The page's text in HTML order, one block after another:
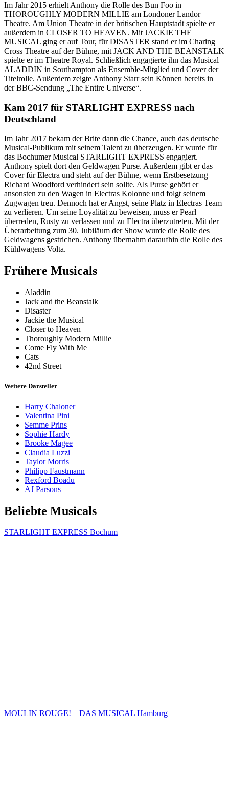
Im Jahr 2015 erhielt Anthony die Rolle des Bun Foo in
THOROUGHLY MODERN MILLIE am Londoner Landor
Theatre. Am Union Theatre in der britischen Hauptstadt spielte er
außerdem in CLOSER TO HEAVEN. Mit JACKIE THE
MUSICAL ging er auf Tour, für DISASTER stand er im Charing
Cross Theatre auf der Bühne, mit JACK AND THE BEANSTALK
spielte er im Theatre Royal. Schließlich engagierte ihn das Musical
ALADDIN in Southampton als Ensemble-Mitglied und Cover der
Titelrolle. Außerdem zeigte Anthony Starr sein Können bereits in
der BBC-Sendung „The Entire Universe“.
Kam 2017 für STARLIGHT EXPRESS nach
Deutschland
Im Jahr 2017 bekam der Brite dann die Chance, auch das deutsche
Musical-Publikum mit seinem Talent zu überzeugen. Er wurde für
das Bochumer Musical STARLIGHT EXPRESS engagiert.
Anthony spielt dort den Geldwagen Purse. Außerdem gibt er das
Cover für Electra und steht auf der Bühne, wenn Erstbesetzung
Richard Woodford verhindert sein sollte. Als Purse gehört er
ansonsten zu den Wagen in Electras Kolonne und folgt seinem
Zugwagen treu. Dennoch hat er Angst, seine Platz in Electras Team
zu verlieren. Um seine Loyalität zu beweisen, muss er Pearl
überreden, Rusty zu verlassen und zu Electra überzutreten. Mit der
Überarbeitung zum 30. Jubiläum der Show wurde die Rolle des
Geldwagens gestrichen. Anthony übernahm daraufhin die Rolle des
Kühlwagens Volta.
Frühere Musicals
Aladdin
Jack and the Beanstalk
Disaster
Jackie the Musical
Closer to Heaven
Thoroughly Modern Millie
Come Fly With Me
Cats
42nd Street
Weitere Darsteller
Harry Chaloner
Valentina Pini
Semme Prins
Sophie Hardy
Brooke Magee
Claudia Luzzi
Taylor Morris
Philipp Faustmann
Rexford Boadu
AJ Parsons
Beliebte Musicals
STARLIGHT EXPRESS Bochum
MOULIN ROUGE! – DAS MUSICAL Hamburg